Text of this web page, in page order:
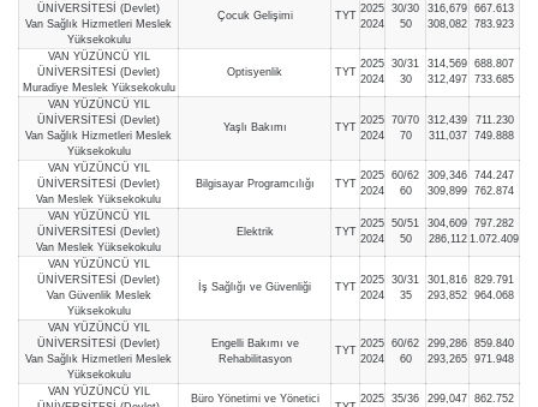
ÜNİVERSİTESİ (Devlet)
Van Sağlık Hizmetleri Meslek
Yüksekokulu
Çocuk Gelişimi TYT
2025
2024
30/30
50
316,679
308,082
667.613
783.923
VAN YÜZÜNCÜ YIL
ÜNİVERSİTESİ (Devlet)
Muradiye Meslek Yüksekokulu
Optisyenlik TYT
2025
2024
30/31
30
314,569
312,497
688.807
733.685
VAN YÜZÜNCÜ YIL
ÜNİVERSİTESİ (Devlet)
Van Sağlık Hizmetleri Meslek
Yüksekokulu
Yaşlı Bakımı TYT
2025
2024
70/70
70
312,439
311,037
711.230
749.888
VAN YÜZÜNCÜ YIL
ÜNİVERSİTESİ (Devlet)
Van Meslek Yüksekokulu
Bilgisayar Programcılığı TYT
2025
2024
60/62
60
309,346
309,899
744.247
762.874
VAN YÜZÜNCÜ YIL
ÜNİVERSİTESİ (Devlet)
Van Meslek Yüksekokulu
Elektrik TYT
2025
2024
50/51
50
304,609
286,112
797.282
1.072.409
VAN YÜZÜNCÜ YIL
ÜNİVERSİTESİ (Devlet)
Van Güvenlik Meslek
Yüksekokulu
İş Sağlığı ve Güvenliği TYT
2025
2024
30/31
35
301,816
293,852
829.791
964.068
VAN YÜZÜNCÜ YIL
ÜNİVERSİTESİ (Devlet)
Van Sağlık Hizmetleri Meslek
Yüksekokulu
Engelli Bakımı ve
Rehabilitasyon
TYT
2025
2024
60/62
60
299,286
293,265
859.840
971.948
VAN YÜZÜNCÜ YIL
Büro Yönetimi ve Yönetici
2025 35/36
299,047 862.752